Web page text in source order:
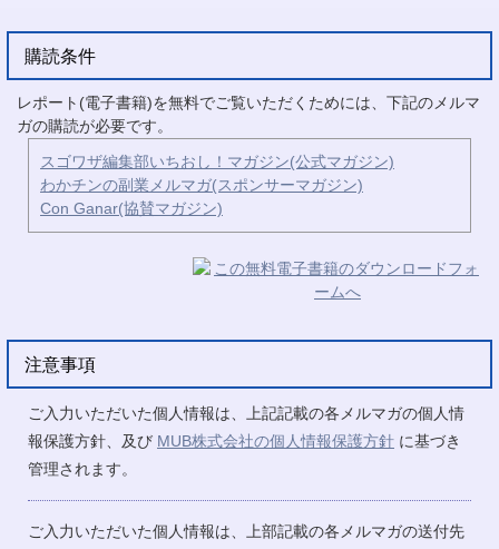
購読条件
レポート(電子書籍)を無料でご覧いただくためには、下記のメルマ
ガの購読が必要です。
スゴワザ編集部いちおし！マガジン(公式マガジン)
わかチンの副業メルマガ(スポンサーマガジン)
Con Ganar(協賛マガジン)
注意事項
ご入力いただいた個人情報は、上記記載の各メルマガの個人情
報保護方針、及び MUB株式会社の個人情報保護方針 に基づき
管理されます。
ご入力いただいた個人情報は、上部記載の各メルマガの送付先